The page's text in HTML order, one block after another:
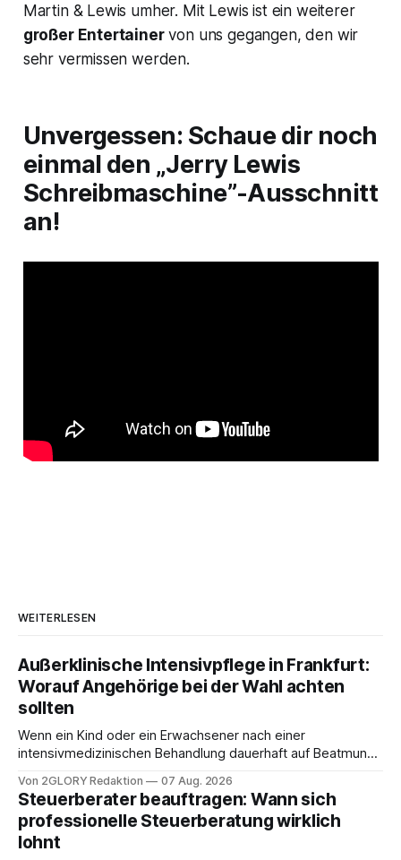
Martin & Lewis umher. Mit Lewis ist ein weiterer
großer Entertainervon uns gegangen, den wir
sehr vermissen werden.
Unvergessen: Schaue dir noch
einmal den „Jerry Lewis
Schreibmaschine”-Ausschnitt
an!
WEITERLESEN
Außerklinische Intensivpflege in Frankfurt:
Worauf Angehörige bei der Wahl achten
sollten
Wenn ein Kind oder ein Erwachsener nach einer
intensivmedizinischen Behandlung dauerhaft auf Beatmung
angewiesen ist, stellt sich für Familien eine schwierige
Frage: Muss die Versorgung dauerhaft in der Klinik bleiben –
oder ist ein Leben zu Hause möglich? Die außerklinische
Intensivpflege bietet genau diese Alternative: Sie
Von 2GLORY Redaktion 07 Aug. 2026
Steuerberater beauftragen: Wann sich
professionelle Steuerberatung wirklich
lohnt